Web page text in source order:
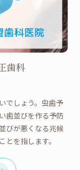
歯科
でしょう。虫歯予
歯並びを作る予防
びが悪くなる兆候
を指します。